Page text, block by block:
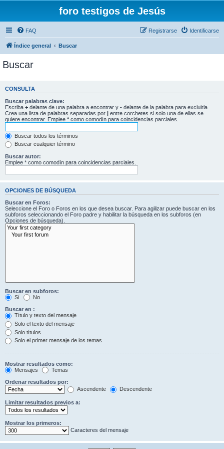
foro testigos de Jesús
FAQ Identificarse
Registrarse
Índice general Buscar
Buscar
CONSULTA
Buscar palabras clave:
Escriba + delante de una palabra a encontrar y - delante de la palabra para excluirla.
Crea una lista de palabras separadas por | entre corchetes si solo una de ellas se
quiere encontrar. Emplee * como comodín para coincidencias parciales.
Buscar todos los términos
Buscar cualquier término
Buscar autor:
Emplee * como comodín para coincidencias parciales.
OPCIONES DE BÚSQUEDA
Buscar en Foros:
Seleccione el Foro o Foros en los que desea buscar. Para agilizar puede buscar en los
subforos seleccionando el Foro padre y habilitar la búsqueda en los subforos (en
Opciones de búsqueda).
Buscar en subforos:
Sí
No
Buscar en :
Título y texto del mensaje
Solo el texto del mensaje
Solo títulos
Solo el primer mensaje de los temas
Mostrar resultados como:
Mensajes
Temas
Ordenar resultados por:
Ascendente
Descendente
Limitar resultados previos a:
Mostrar los primeros:
Caracteres del mensaje